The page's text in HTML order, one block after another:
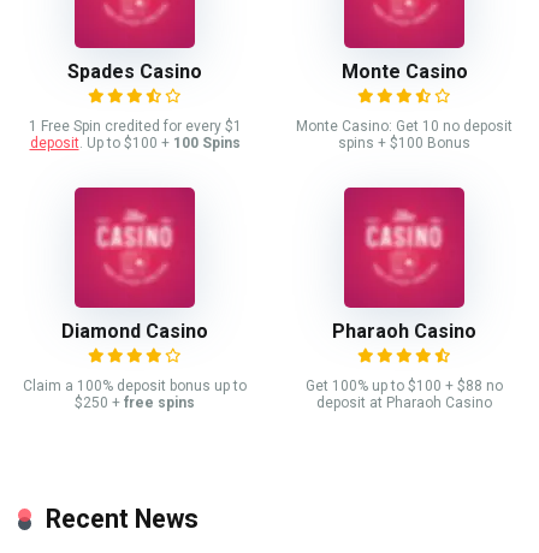
Spades Casino
1 Free Spin credited for every $1
deposit. Up to $100 + 100 Spins
Monte Casino
Monte Casino: Get 10 no deposit
spins + $100 Bonus
Diamond Casino
Claim a 100% deposit bonus up to
$250 + free spins
Pharaoh Casino
Get 100% up to $100 + $88 no
deposit at Pharaoh Casino
Recent News